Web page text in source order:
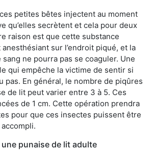
petites bêtes injectent au moment
qu’elles secrètent et cela pour deux
raison est que cette substance
sur l’endroit piqué, et la
ne pourra pas se coaguler. Une
qui empêche la victime de sentir si
pas. En général, le nombre de piqûres
de lit peut varier entre 3 à 5. Ces
de 1 cm. Cette opération prendra
pour que ces insectes puissent être
punaise de lit adulte